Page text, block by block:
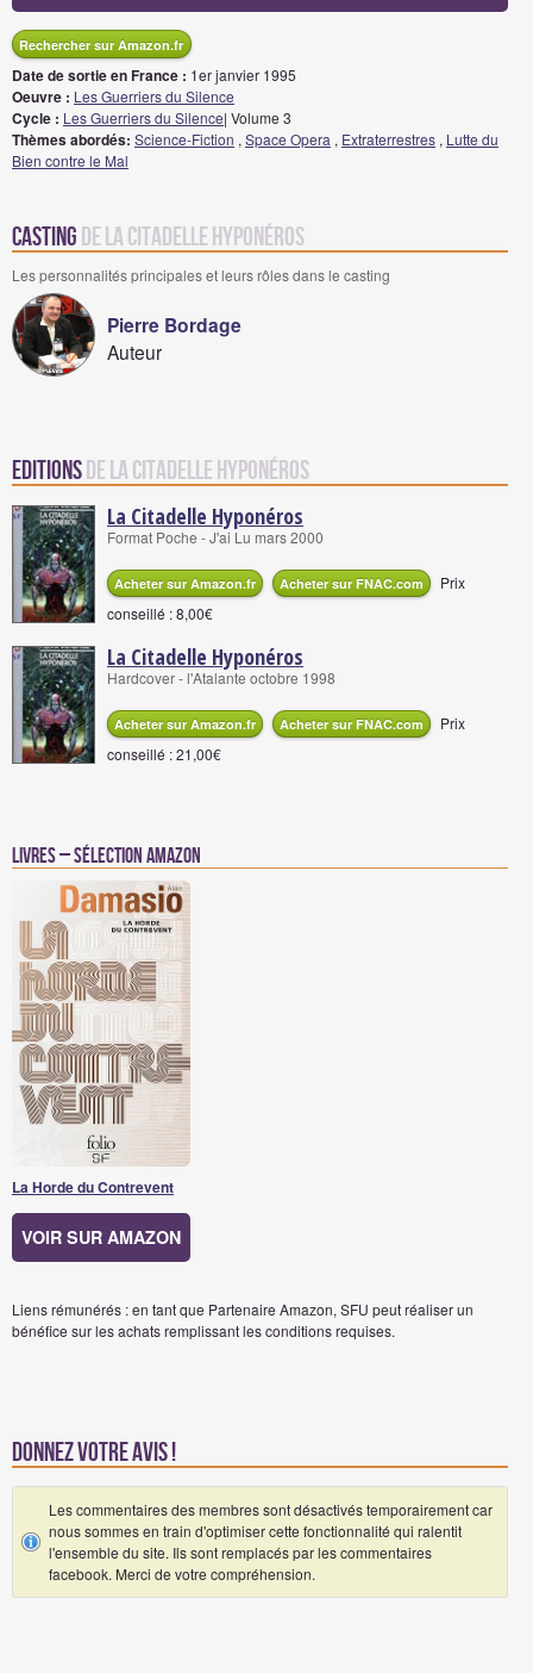
Rechercher sur Amazon.fr
Date de sortie en France : 1er janvier 1995
Oeuvre : Les Guerriers du Silence
Cycle : Les Guerriers du Silence| Volume 3
Thèmes abordés: Science-Fiction , Space Opera , Extraterrestres , Lutte du
Bien contre le Mal
Casting de La Citadelle Hyponéros
Les personnalités principales et leurs rôles dans le casting
Pierre Bordage
Auteur
Editionsde La Citadelle Hyponéros
La Citadelle Hyponéros
Format Poche - J'ai Lu mars 2000
Acheter sur Amazon.fr Acheter sur FNAC.com
Prix
conseillé : 8,00€
La Citadelle Hyponéros
Hardcover - l'Atalante octobre 1998
Acheter sur Amazon.fr Acheter sur FNAC.com
Prix
conseillé : 21,00€
Livres – Sélection Amazon
La Horde du Contrevent
VOIR SUR AMAZON
Liens rémunérés : en tant que Partenaire Amazon, SFU peut réaliser un
bénéfice sur les achats remplissant les conditions requises.
Donnez votre avis !
Les commentaires des membres sont désactivés temporairement car
nous sommes en train d'optimiser cette fonctionnalité qui ralentit
l'ensemble du site. Ils sont remplacés par les commentaires
facebook. Merci de votre compréhension.